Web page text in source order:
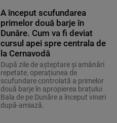
A început scufundarea
primelor două barje în
Dunăre. Cum va fi deviat
cursul apei spre centrala de
la Cernavodă
După zile de așteptare și amânări
repetate, operațiunea de
scufundare controlată a primelor
două barje în apropierea brațului
Bala de pe Dunăre a început vineri
după-amiază.